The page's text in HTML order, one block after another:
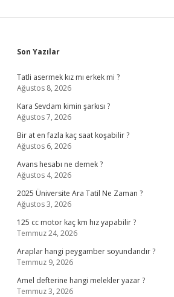
Sidebar
Son Yazılar
Tatli asermek kız mı erkek mi ?
Ağustos 8, 2026
Kara Sevdam kimin şarkısı ?
Ağustos 7, 2026
Bir at en fazla kaç saat koşabilir ?
Ağustos 6, 2026
Avans hesabı ne demek ?
Ağustos 4, 2026
2025 Üniversite Ara Tatil Ne Zaman ?
Ağustos 3, 2026
125 cc motor kaç km hız yapabilir ?
Temmuz 24, 2026
Araplar hangi peygamber soyundandır ?
Temmuz 9, 2026
Amel defterine hangi melekler yazar ?
Temmuz 3, 2026